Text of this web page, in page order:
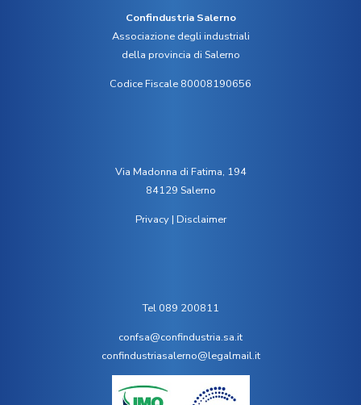
Confindustria Salerno
Associazione degli industriali
della provincia di Salerno
Codice Fiscale 80008190656
Via Madonna di Fatima, 194
84129 Salerno
Privacy| Disclaimer
Tel 089 200811
confsa@confindustria.sa.it
confindustriasalerno@legalmail.it